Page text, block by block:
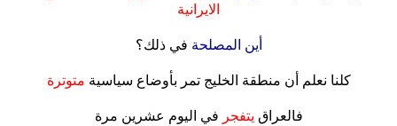
الايرانية
أين المصلحة في ذلك؟
كلنا نعلم أن منطقة الخليج تمر بأوضاع سياسية متوترة
فالعراق يتفجر في اليوم عشرين مرة